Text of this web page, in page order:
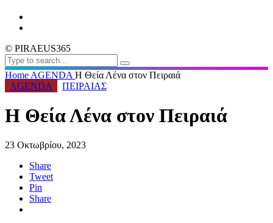
© PIRAEUS365
Home AGENDA Η Θεία Λένα στον Πειραιά
AGENDA
ΠΕΙΡΑΙΑΣ
Η Θεία Λένα στον Πειραιά
23 Οκτωβρίου, 2023
Share
Tweet
Pin
Share